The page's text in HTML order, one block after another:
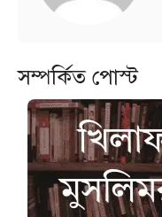
সম্পর্কিত পোস্ট